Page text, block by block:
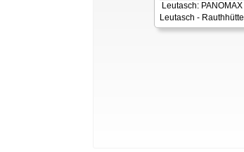
Leutasch: PANOMAX
Leutasch - Rauthhütte